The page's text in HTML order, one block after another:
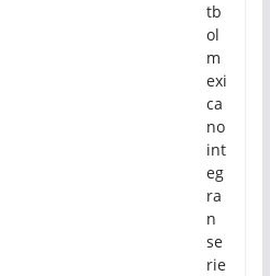
tb
ol
m
exi
ca
no
int
eg
ra
n
se
rie